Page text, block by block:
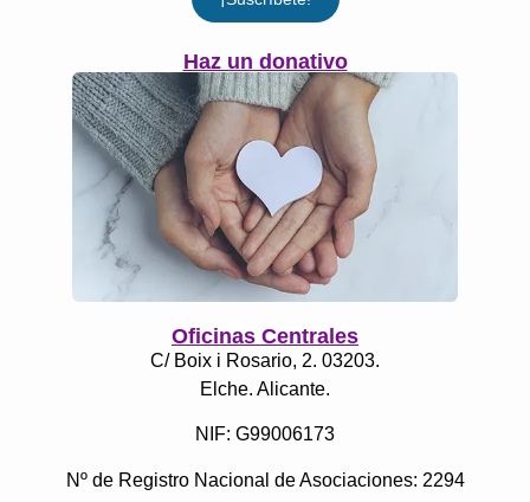
Haz un donativo
Oficinas Centrales
C/ Boix i Rosario, 2. 03203.
Elche. Alicante.
NIF: G99006173
Nº de Registro Nacional de Asociaciones: 2294